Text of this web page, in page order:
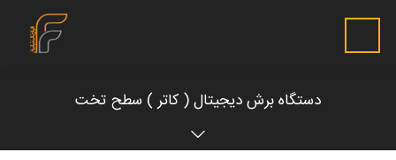
دستگاه برش دیجیتال ( کاتر ) سطح تخت